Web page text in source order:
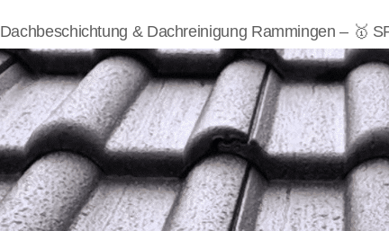
Dachbeschichtung & Dachreinigung Rammingen – 🥇